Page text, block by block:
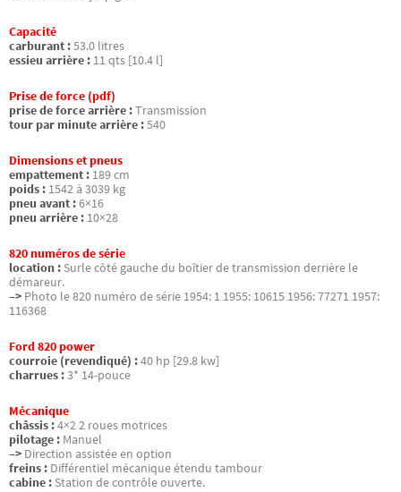
Capacité
carburant :53.0 litres
essieu arrière : 11 qts [10.4 l]
Prise de force (pdf)
prise de force arrière :Transmission
tour par minute arrière :540
Dimensions et pneus
empattement : 189 cm
poids : 1542 à 3039 kg
pneu avant :6×16
pneu arrière : 10×28
820 numéros de série
location : Surle côté gauche du boîtier de transmission derrière le
démareur.
–> Photo le 820 numéro de série 1954: 1 1955: 10615 1956: 77271 1957:
116368
Ford 820 power
courroie (revendiqué) :40 hp [29.8 kw]
charrues :3* 14-pouce
Mécanique
châssis :4×2 2 roues motrices
pilotage : Manuel
–> Direction assistée en option
freins : Différentiel mécanique étendu tambour
cabine : Station de contrôle ouverte.